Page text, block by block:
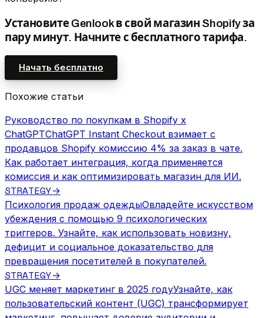
Установите Genlook в свой магазин Shopify за
пару минут. Начните с бесплатного тарифа.
Начать бесплатно
Похожие статьи
Руководство по покупкам в Shopify x
ChatGPTChatGPT Instant Checkout взимает с
продавцов Shopify комиссию 4% за заказ в чате.
Как работает интеграция, когда применяется
комиссия и как оптимизировать магазин для ИИ.
STRATEGY→
Психология продаж одеждыОвладейте искусством
убеждения с помощью 9 психологических
триггеров. Узнайте, как использовать новизну,
дефицит и социальное доказательство для
превращения посетителей в покупателей.
STRATEGY→
UGC меняет маркетинг в 2025 годуУзнайте, как
пользовательский контент (UGC) трансформирует